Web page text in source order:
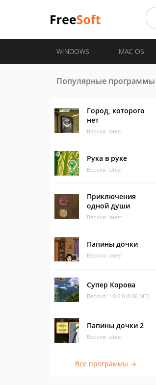
WINDOWS MAC OS
Популярные программы
Город, которого
нет
Версия: latest
Рука в руке
Версия: latest
Приключения
одной души
Версия: latest
Папины дочки
Версия: latest
Супер Корова
Версия: 1.0.0.0 (0.86 МБ)
Папины дочки 2
Версия: latest
Все программы →